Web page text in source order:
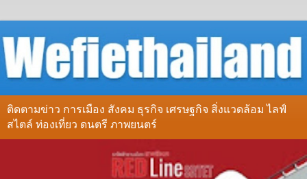
ติดตามข่าว การเมือง สังคม ธุรกิจ เศรษฐกิจ สิ่งแวดล้อม ไลฟ์
สไตล์ ท่องเที่ยว ดนตรี ภาพยนตร์